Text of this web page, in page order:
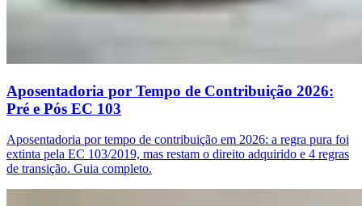
Aposentadoria por Tempo de Contribuição 2026:
Pré e Pós EC 103
Aposentadoria por tempo de contribuição em 2026: a regra pura foi
extinta pela EC 103/2019, mas restam o direito adquirido e 4 regras
de transição. Guia completo.